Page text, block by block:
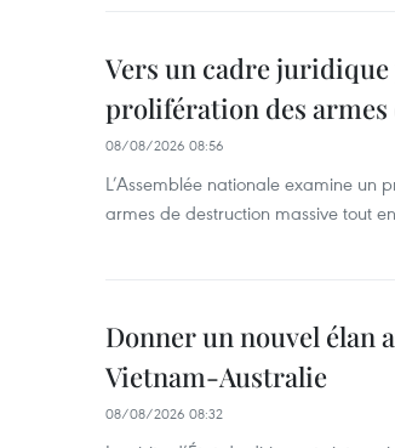
Vers un cadre
prolifération des
08/08/2026 08:56
L’Assemblée nationale examine un
armes de destruction massive tout
Donner un nouvel élan
Vietnam-Australie
08/08/2026 08:32